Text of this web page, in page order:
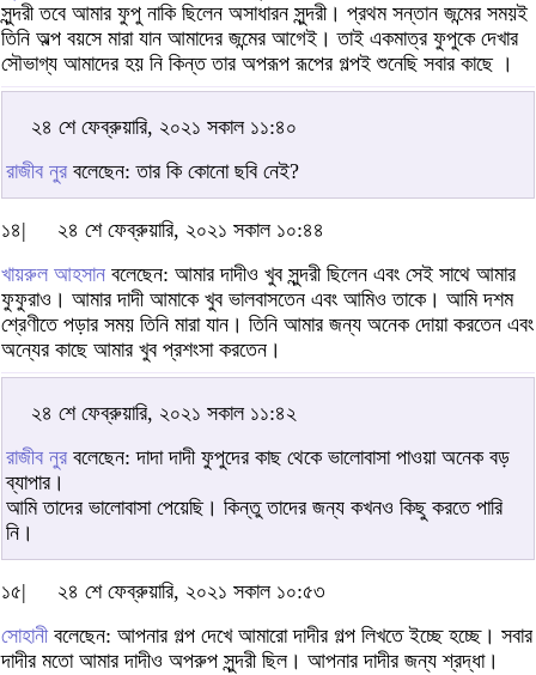
সুন্দরী তবে আমার ফুপু নাকি ছিলেন অসাধারন সুন্দরী। প্রথম সন্তান জন্মের সময়ই
তিনি অল্প বয়সে মারা যান আমাদের জন্মের আগেই। তাই একমাত্র ফুপুকে দেখার
সৌভাগ্য আমাদের হয় নি কিন্ত তার অপরূপ রূপের গল্পই শুনেছি সবার কাছে ।
২৪ শে ফেব্রুয়ারি, ২০২১ সকাল ১১:৪০
রাজীব নুর বলেছেন: তার কি কোনো ছবি নেই?
১৪|
২৪ শে ফেব্রুয়ারি, ২০২১ সকাল ১০:৪৪
খায়রুল আহসান বলেছেন: আমার দাদীও খুব সুন্দরী ছিলেন এবং সেই সাথে আমার
ফুফুরাও। আমার দাদী আমাকে খুব ভালবাসতেন এবং আমিও তাকে। আমি দশম
শ্রেণীতে পড়ার সময় তিনি মারা যান। তিনি আমার জন্য অনেক দোয়া করতেন এবং
অন্যের কাছে আমার খুব প্রশংসা করতেন।
২৪ শে ফেব্রুয়ারি, ২০২১ সকাল ১১:৪২
রাজীব নুর বলেছেন: দাদা দাদী ফুপুদের কাছ থেকে ভালোবাসা পাওয়া অনেক বড়
ব্যাপার।
আমি তাদের ভালোবাসা পেয়েছি। কিন্তু তাদের জন্য কখনও কিছু করতে পারি
নি।
১৫|
২৪ শে ফেব্রুয়ারি, ২০২১ সকাল ১০:৫৩
সোহানীবলেছেন: আপনার গল্প দেখে আমারো দাদীর গল্প লিখতে ইচ্ছে হচ্ছে। সবার
দাদীর মতো আমার দাদীও অপরুপ সুন্দরী ছিল। আপনার দাদীর জন্য শ্রদ্ধা।